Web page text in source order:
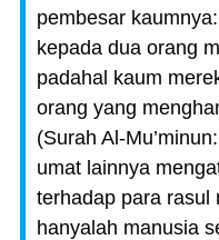
pembesar
kepada dua orang
padahal kaum
orang yang
(Surah Al-
umat lainnya
terhadap para rasul
hanyalah manusia